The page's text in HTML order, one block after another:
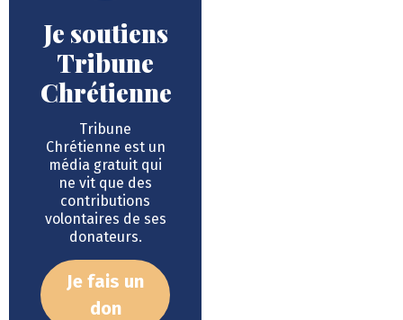
Je soutiens
Tribune
Chrétienne
Tribune
Chrétienne est un
média gratuit qui
ne vit que des
contributions
volontaires de ses
donateurs.
Je fais un
don